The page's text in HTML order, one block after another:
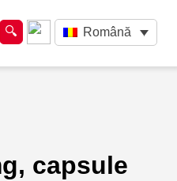
Română
capsule